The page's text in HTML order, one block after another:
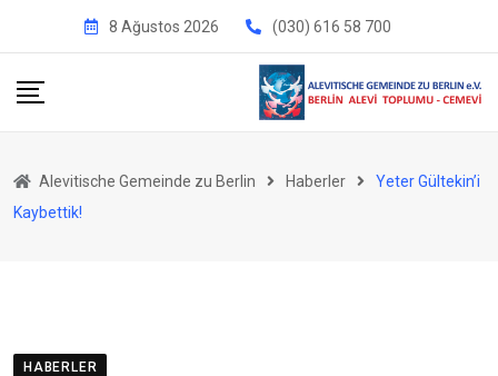
8 Ağustos 2026 (030) 616 58 700
Alevitische Gemeinde zu Berlin Haberler
Yeter Gültekin’i
Kaybettik!
HABERLER